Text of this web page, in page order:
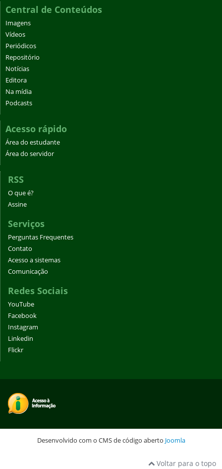
Central de Conteúdos
Imagens
Vídeos
Periódicos
Repositório
Notícias
Editora
Na mídia
Podcasts
Acesso rápido
Área do estudante
Área do servidor
RSS
O que é?
Assine
Serviços
Perguntas Frequentes
Contato
Acesso a sistemas
Comunicação
Redes Sociais
YouTube
Facebook
Instagram
Linkedin
Flickr
Desenvolvido com o CMS de código aberto Joomla
Voltar para o topo